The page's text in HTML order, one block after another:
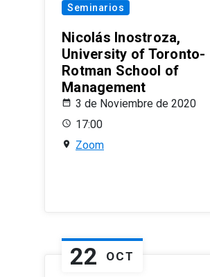
Seminarios
Nicolás Inostroza,
University of Toronto-
Rotman School of
Management
3 de Noviembre de 2020
17:00
Zoom
22 OCT